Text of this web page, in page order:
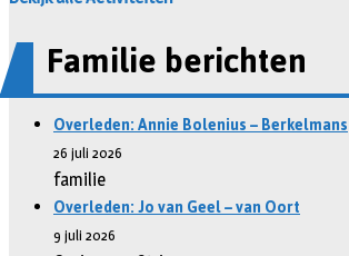
Familie berichten
Overleden: Annie Bolenius – Berkelmans
26 juli 2026
familie
Overleden: Jo van Geel – van Oort
9 juli 2026